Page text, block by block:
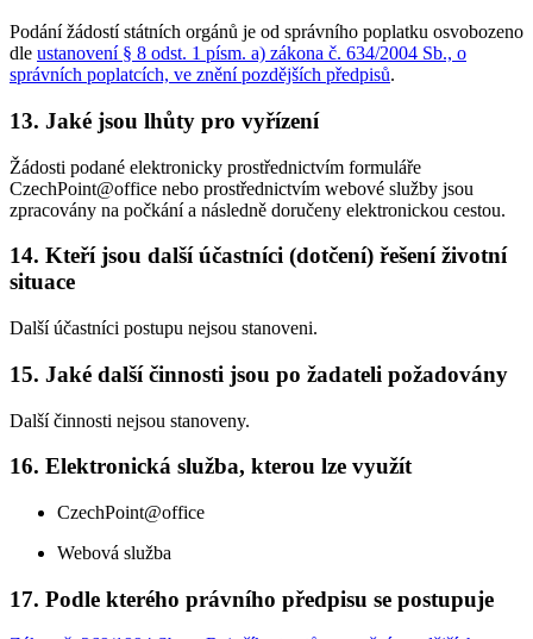
Podání žádostí státních orgánů je od správního poplatku osvobozeno
dle ustanovení § 8 odst. 1 písm. a) zákona č. 634/2004 Sb., o
správních poplatcích, ve znění pozdějších předpisů.
13. Jaké jsou lhůty pro vyřízení
Žádosti podané elektronicky prostřednictvím formuláře
CzechPoint@office nebo prostřednictvím webové služby jsou
zpracovány na počkání a následně doručeny elektronickou cestou.
14. Kteří jsou další účastníci (dotčení) řešení životní
situace
Další účastníci postupu nejsou stanoveni.
15. Jaké další činnosti jsou po žadateli požadovány
Další činnosti nejsou stanoveny.
16. Elektronická služba, kterou lze využít
CzechPoint@office
Webová služba
17. Podle kterého právního předpisu se postupuje